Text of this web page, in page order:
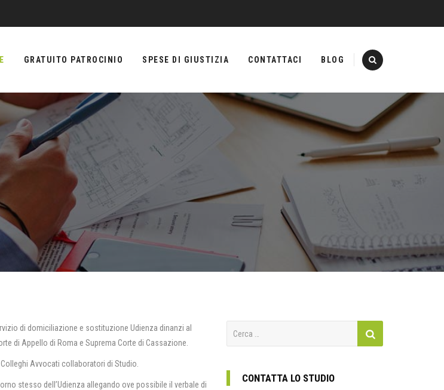
GRATUITO PATROCINIO SPESE DI GIUSTIZIA CONTATTACI BLOG
di domiciliazione e sostituzione Udienza dinanzi al
di Appello di Roma e Suprema Corte di Cassazione.
Avvocati collaboratori di Studio.
stesso dell’Udienza allegando ove possibile il verbale di
CONTATTA LO STUDIO